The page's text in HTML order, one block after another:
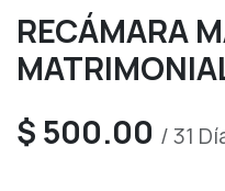
RECÁMARA
$ 500.00 /31